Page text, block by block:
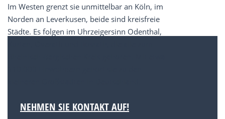
Im Westen grenzt sie unmittelbar an Köln, im
Norden an Leverkusen, beide sind kreisfreie
Städte. Es folgen im Uhrzeigersinn Odenthal,
NEHMEN SIE KONTAKT AUF!